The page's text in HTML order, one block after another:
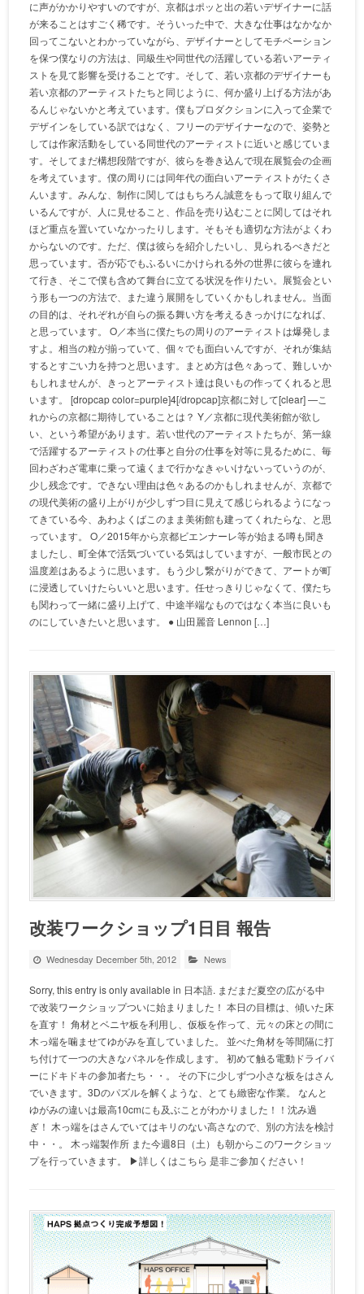
に声がかかりやすいのですが、京都はポッと出の若いデザイナーに話
が来ることはすごく稀です。そういった中で、大きな仕事はなかなか
回ってこないとわかっていながら、デザイナーとしてモチベーション
を保つ僕なりの方法は、同級生や同世代の活躍している若いアーティ
ストを見て影響を受けることです。そして、若い京都のデザイナーも
若い京都のアーティストたちと同じように、何か盛り上げる方法があ
るんじゃないかと考えています。僕もプロダクションに入って企業で
デザインをしている訳ではなく、フリーのデザイナーなので、姿勢と
しては作家活動をしている同世代のアーティストに近いと感じていま
す。そしてまだ構想段階ですが、彼らを巻き込んで現在展覧会の企画
を考えています。僕の周りには同年代の面白いアーティストがたくさ
んいます。みんな、制作に関してはもちろん誠意をもって取り組んで
いるんですが、人に見せること、作品を売り込むことに関してはそれ
ほど重点を置いていなかったりします。そもそも適切な方法がよくわ
からないのです。ただ、僕は彼らを紹介したいし、見られるべきだと
思っています。否が応でもふるいにかけられる外の世界に彼らを連れ
て行き、そこで僕も含めて舞台に立てる状況を作りたい。展覧会とい
う形も一つの方法で、また違う展開をしていくかもしれません。当面
の目的は、それぞれが自らの振る舞い方を考えるきっかけになれば、
と思っています。 O／本当に僕たちの周りのアーティストは爆発しま
すよ。相当の粒が揃っていて、個々でも面白いんですが、それが集結
するとすごい力を持つと思います。まとめ方は色々あって、難しいか
もしれませんが、きっとアーティスト達は良いもの作ってくれると思
います。 [dropcap color=purple]4[/dropcap]京都に対して[clear] —こ
れからの京都に期待していることは？ Y／京都に現代美術館が欲し
い、という希望があります。若い世代のアーティストたちが、第一線
で活躍するアーティストの仕事と自分の仕事を対等に見るために、毎
回わざわざ電車に乗って遠くまで行かなきゃいけないっていうのが、
少し残念です。できない理由は色々あるのかもしれませんが、京都で
の現代美術の盛り上がりが少しずつ目に見えて感じられるようになっ
てきている今、あわよくばこのまま美術館も建ってくれたらな、と思
っています。 O／2015年から京都ビエンナーレ等が始まる噂も聞き
ましたし、町全体で活気づいている気はしていますが、一般市民との
温度差はあるように思います。もう少し繋がりができて、アートが町
に浸透していけたらいいと思います。任せっきりじゃなくて、僕たち
も関わって一緒に盛り上げて、中途半端なものではなく本当に良いも
のにしていきたいと思います。 ● 山田麗音 Lennon […]
改装ワークショップ1日目 報告
Wednesday December 5th, 2012 News
Sorry, this entry is only available in 日本語. まだまだ夏空の広がる中
で改装ワークショップついに始まりました！ 本日の目標は、傾いた床
を直す！ 角材とベニヤ板を利用し、仮板を作って、元々の床との間に
木っ端を噛ませてゆがみを直していました。 並べた角材を等間隔に打
ち付けて一つの大きなパネルを作成します。 初めて触る電動ドライバ
ーにドキドキの参加者たち・・。 その下に少しずつ小さな板をはさん
でいきます。3Dのパズルを解くような、とても緻密な作業。 なんと
ゆがみの違いは最高10cmにも及ぶことがわかりました！！沈み過
ぎ！ 木っ端をはさんでいてはキリのない高さなので、別の方法を検討
中・・。 木っ端製作所 また今週8日（土）も朝からこのワークショッ
プを行っていきます。 ▶詳しくはこちら 是非ご参加ください！